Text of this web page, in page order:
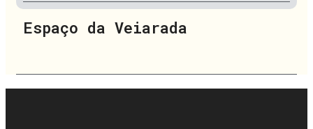
Espaço da Veiarada